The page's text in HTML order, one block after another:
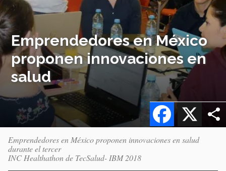
Emprendedores en México
proponen innovaciones en
salud
X
Facebook
Emprendedores en México proponen innovaciones en salud
durante el tercer
INC Healthathon de TecSalud- IBM 2018